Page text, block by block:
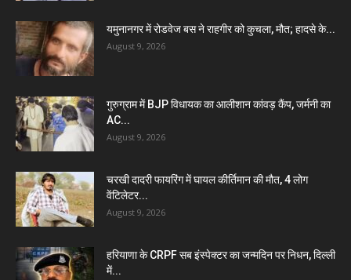
यमुनानगर में रोडवेज बस ने राहगीर को कुचला, मौत; हादसे के...
August 9, 2026
गुरुग्राम में BJP विधायक का आलीशान कांवड़ कैंप, जर्मनी का
AC...
August 9, 2026
चरखी दादरी फायरिंग में घायल कीर्तिमान की मौत, 4 लोग
वेंटिलेटर...
August 9, 2026
हरियाणा के CRPF सब इंस्पेक्टर का जन्मदिन पर निधन, दिल्ली
में...